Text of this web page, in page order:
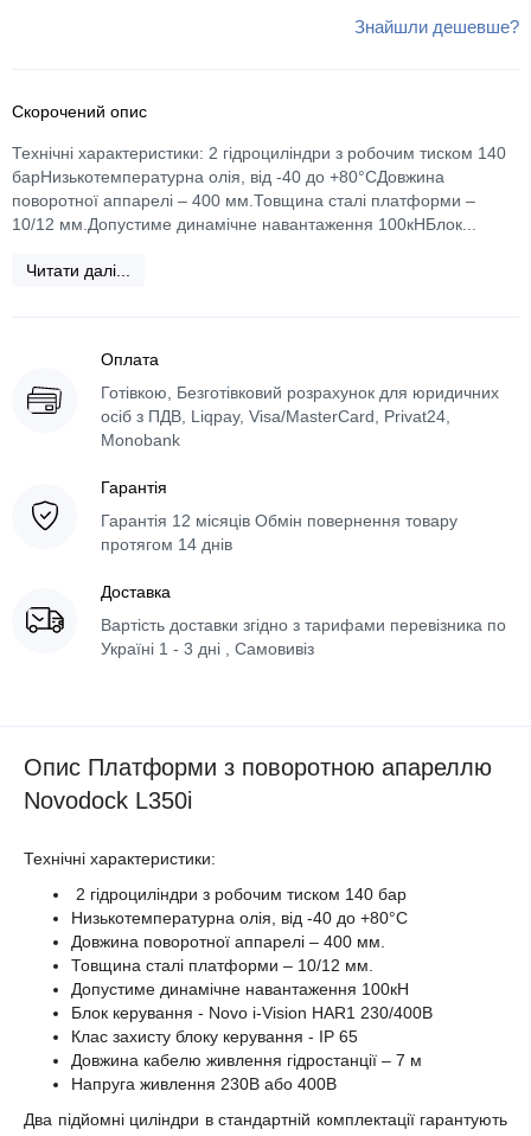
Знайшли дешевше?
Скорочений опис
Технічні характеристики: 2 гідроциліндри з робочим тиском 140
барНизькотемпературна олія, від -40 до +80°CДовжина
поворотної аппарелі – 400 мм.Товщина сталі платформи –
10/12 мм.Допустиме динамічне навантаження 100кНБлок...
Читати далі...
Оплата
Готівкою, Безготівковий розрахунок для юридичних
осіб з ПДВ, Liqpay, Visa/MasterCard, Privat24,
Monobank
Гарантія
Гарантія 12 місяців Обмін повернення товару
протягом 14 днів
Доставка
Вартість доставки згідно з тарифами перевізника по
Україні 1 - 3 дні , Самовивіз
Опис Платформи з поворотною апареллю
Novodock L350i
Технічні характеристики:
2 гідроциліндри з робочим тиском 140 бар
Низькотемпературна олія, від -40 до +80°C
Довжина поворотної аппарелі – 400 мм.
Товщина сталі платформи – 10/12 мм.
Допустиме динамічне навантаження 100кН
Блок керування - Novo i-Vision HAR1 230/400В
Клас захисту блоку керування - IP 65
Довжина кабелю живлення гідростанції – 7 м
Напруга живлення 230В або 400В
Два підйомні циліндри в стандартній комплектації гарантують